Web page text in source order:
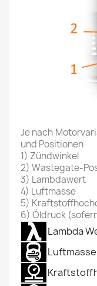
Je nach
und Positionen
1) Zündwinkel
2) Wastegate-
3) Lambdawert
4) Luftmasse
5)
6) Öldruck
Lambda
Luftmasse